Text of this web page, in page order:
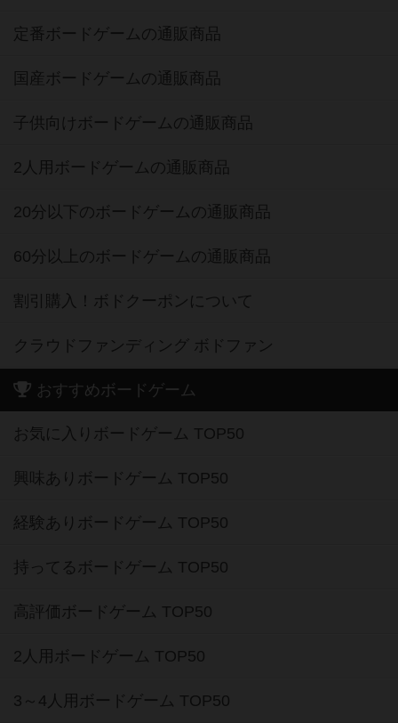
定番ボードゲームの通販商品
国産ボードゲームの通販商品
子供向けボードゲームの通販商品
2人用ボードゲームの通販商品
20分以下のボードゲームの通販商品
60分以上のボードゲームの通販商品
割引購入！ボドクーポンについて
クラウドファンディング ボドファン
おすすめボードゲーム
お気に入りボードゲーム TOP50
興味ありボードゲーム TOP50
経験ありボードゲーム TOP50
持ってるボードゲーム TOP50
高評価ボードゲーム TOP50
2人用ボードゲーム TOP50
3～4人用ボードゲーム TOP50